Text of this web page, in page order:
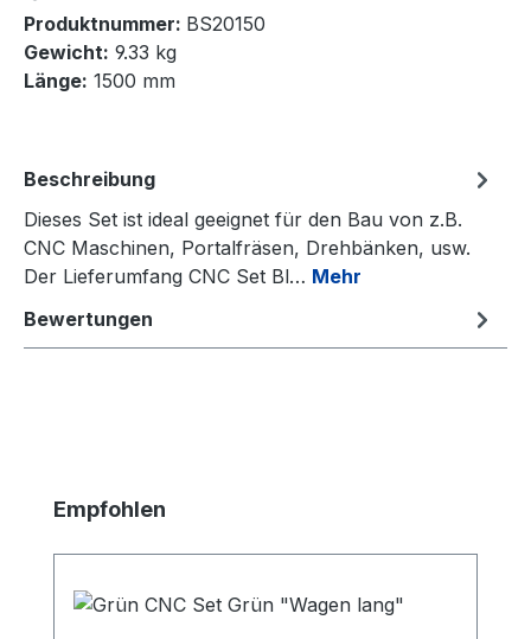
Produktnummer: BS20150
Gewicht: 9.33 kg
Länge: 1500 mm
Beschreibung
Dieses Set ist ideal geeignet für den Bau von z.B.
CNC Maschinen, Portalfräsen, Drehbänken, usw.
Der Lieferumfang CNC Set Bl… Mehr
Bewertungen
Produktgalerie überspringen
Empfohlen